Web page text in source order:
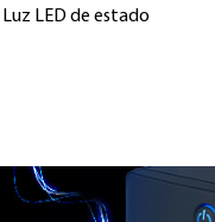
Luz LED de estado